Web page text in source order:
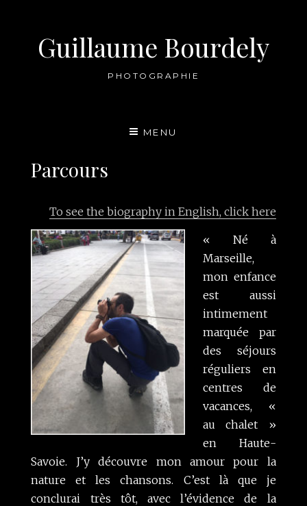
contenuGuillaume Bourdely
PHOTOGRAPHIE
MENU
Parcours
To see the biography in English, click here
« Né à
Marseille,
mon enfance
est aussi
intimement
marquée par
des séjours
réguliers en
centres de
vacances, «
au chalet »
en Haute-
Savoie. J’y découvre mon amour pour la
nature et les chansons. C’est là que je
conclurai très tôt, avec l’évidence de la